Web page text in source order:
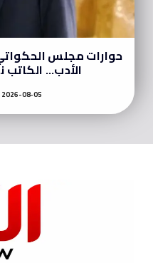
حوارات مجلس
الأدب… الكاتب
2026-08-05